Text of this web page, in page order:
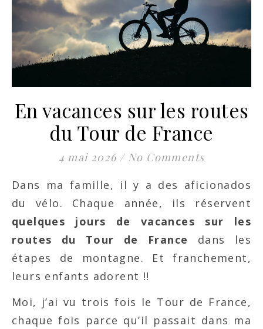
En vacances sur les routes
du Tour de France
4 mai 2026 / No Comments
Dans ma famille, il y a des aficionados
du vélo. Chaque année, ils réservent
quelques jours de vacances sur les
routes du Tour de France
dans les
étapes de montagne. Et franchement,
leurs enfants adorent !!
Moi, j’ai vu trois fois le Tour de France,
chaque fois parce qu’il passait dans ma